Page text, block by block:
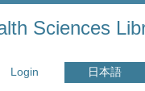
Sciences
Login 日本語